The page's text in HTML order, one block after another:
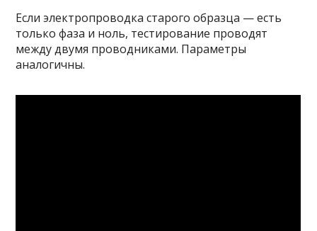
Если электропроводка старого образца — есть
только фаза и ноль, тестирование проводят
между двумя проводниками. Параметры
аналогичны.